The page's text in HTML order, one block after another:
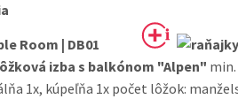
Room | DB01
izba s balkónom "Alpen"
1x, kúpeľňa 1x počet lôžok: